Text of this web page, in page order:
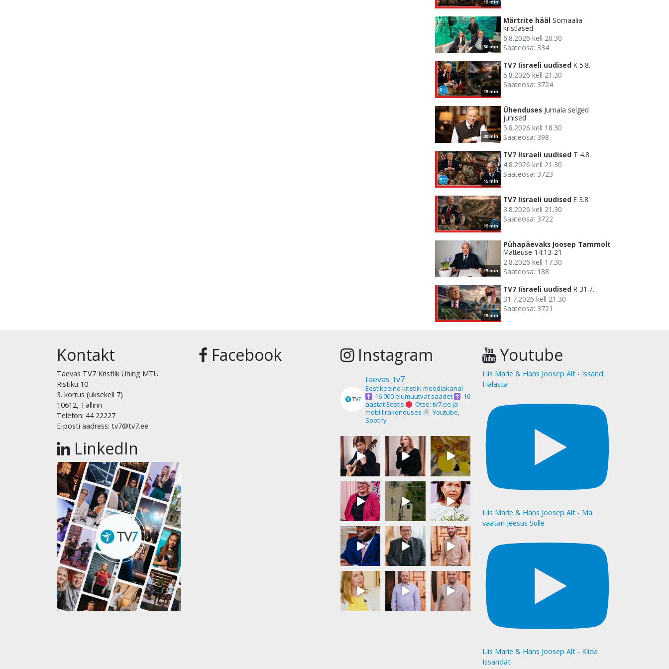
15 min
30 min
Märtrite hääl Somaalia
kristlased
6.8.2026 kell 20.30
Saateosa: 334
15 min
TV7 Iisraeli uudised K 5.8.
5.8.2026 kell 21.30
Saateosa: 3724
30 min
Ühenduses Jumala selged
juhised
5.8.2026 kell 18.30
Saateosa: 398
15 min
TV7 Iisraeli uudised T 4.8.
4.8.2026 kell 21.30
Saateosa: 3723
15 min
TV7 Iisraeli uudised E 3.8.
3.8.2026 kell 21.30
Saateosa: 3722
15 min
Pühapäevaks Joosep Tammolt
Matteuse 14:13-21
2.8.2026 kell 17.30
Saateosa: 188
15 min
TV7 Iisraeli uudised R 31.7.
31.7.2026 kell 21.30
Saateosa: 3721
Kontakt
Taevas TV7 Kristlik Ühing MTÜ
Ristiku 10
3. korrus (uksekell 7)
10612, Tallinn
Telefon: 44 22227
E-posti aadress: tv7@tv7.ee
LinkedIn
Facebook Instagram
taevas_tv7
Eestikeelne kristlik meediakanal
16 000 elumuutvat saadet
16
aastat Eestis
Otse: tv7.ee ja
mobiilirakenduses
Youtube,
Spotify
Youtube
Liis Marie & Hans Joosep Alt - Issand
Halasta
Liis Marie & Hans Joosep Alt - Ma
vaatan Jeesus Sulle
Liis Marie & Hans Joosep Alt - Kiida
Issandat